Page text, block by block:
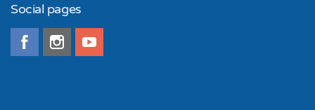
Social pages